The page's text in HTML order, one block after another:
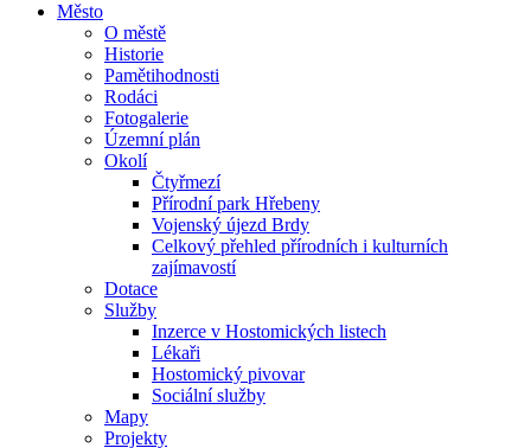
Město
O městě
Historie
Pamětihodnosti
Rodáci
Fotogalerie
Územní plán
Okolí
Čtyřmezí
Přírodní park Hřebeny
Vojenský újezd Brdy
Celkový přehled přírodních i kulturních
zajímavostí
Dotace
Služby
Inzerce v Hostomických listech
Lékaři
Hostomický pivovar
Sociální služby
Mapy
Projekty